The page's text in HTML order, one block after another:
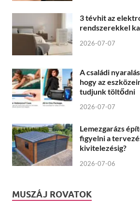
3 tévhit az
rendszerekkel
2026-07-07
A családi
hogy az
tudjunk töltődni
2026-07-07
Lemezgarázs
figyelni a
kivitelezésig?
2026-07-06
MUSZÁJ ROVATOK